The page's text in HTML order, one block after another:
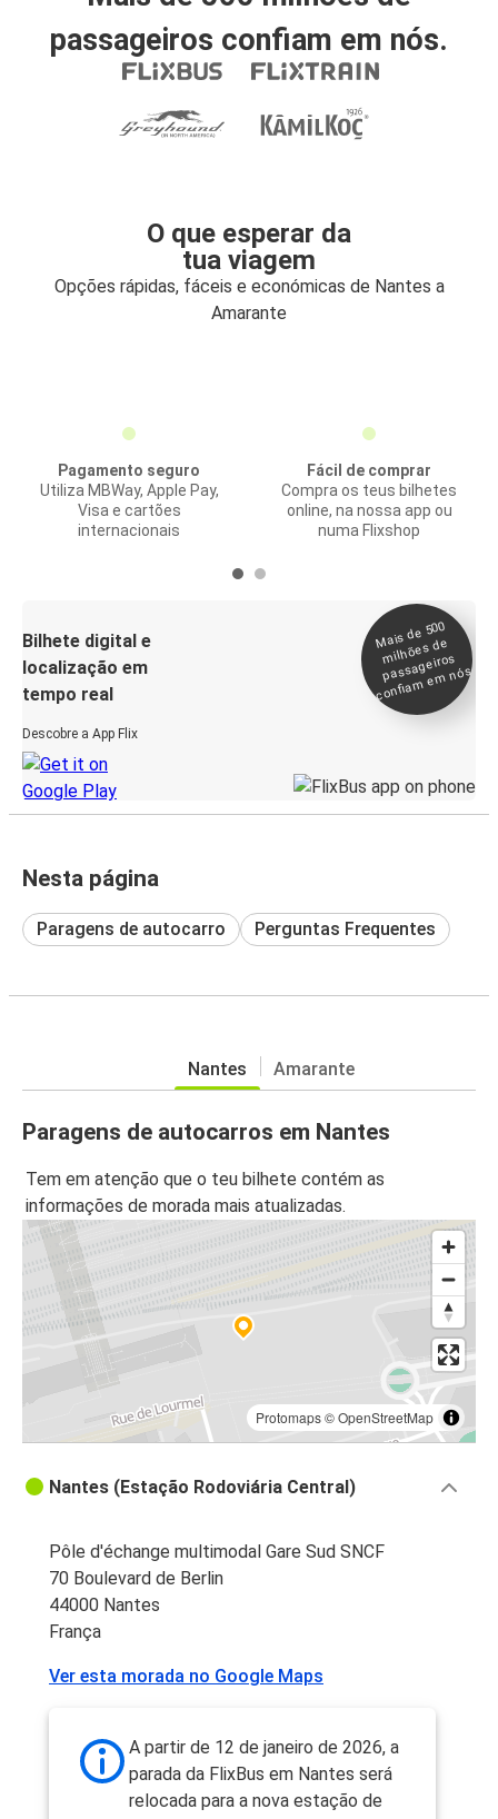
passageiros confiam em nós.
O que esperar da
tua viagem
Opções rápidas, fáceis e económicas de Nantes a
Amarante
Pagamento seguro
Utiliza MBWay, Apple Pay,
Visa e cartões
internacionais
Fácil de comprar
Compra os teus bilhetes
online, na nossa app ou
numa Flixshop
Bilhete digital e
localização em
tempo real
Descobre a App Flix
Mais de 500
milhões de
passageiros
confia
m e
m nós
Nesta página
Paragens de autocarro Perguntas Frequentes
Nantes Amarante
Paragens de autocarros em Nantes
Tem em atenção que o teu bilhete contém as
informações de morada mais atualizadas.
Protomaps©OpenStreetMap
Nantes (Estação Rodoviária Central)
Pôle d'échange multimodal Gare Sud SNCF
70 Boulevard de Berlin
44000 Nantes
França
Ver esta morada no Google Maps
A partir de 12 de janeiro de 2026, a
parada da FlixBus em Nantes será
relocada para a nova estação de